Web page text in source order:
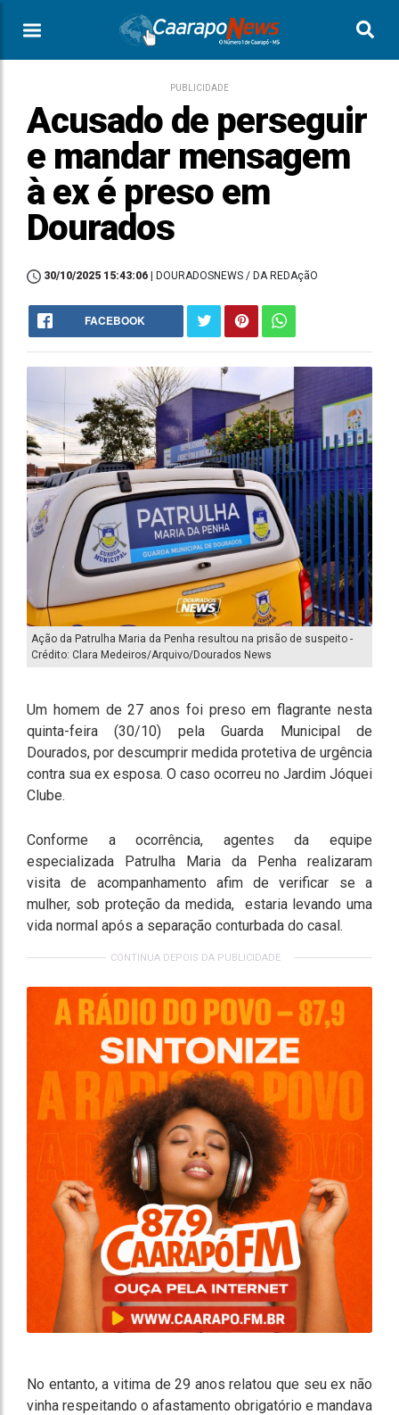
PUBLICIDADE
Acusado de perseguir
e mandar mensagem
à ex é preso em
Dourados
30/10/2025 15:43:06 | DOURADOSNEWS / DA REDAçãO
FACEBOOK
Ação da Patrulha Maria da Penha resultou na prisão de suspeito -
Crédito: Clara Medeiros/Arquivo/Dourados News
Um homem de 27 anos foi preso em flagrante nesta
quinta-feira (30/10) pela Guarda Municipal de
Dourados, por descumprir medida protetiva de urgência
contra sua ex esposa. O caso ocorreu no Jardim Jóquei
Clube.
Conforme a ocorrência, agentes da equipe
especializada Patrulha Maria da Penha realizaram
visita de acompanhamento afim de verificar se a
mulher, sob proteção da medida, estaria levando uma
vida normal após a separação conturbada do casal.
CONTINUA DEPOIS DA PUBLICIDADE
No entanto, a vitima de 29 anos relatou que seu ex não
vinha respeitando o afastamento obrigatório e mandava